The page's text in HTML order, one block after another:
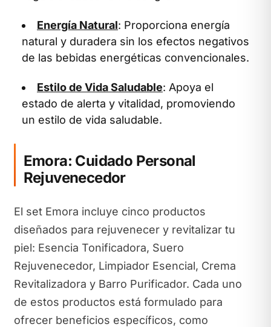
Energía Natural: Proporciona energía
natural y duradera sin los efectos negativos
de las bebidas energéticas convencionales.
Estilo de Vida Saludable: Apoya el
estado de alerta y vitalidad, promoviendo
un estilo de vida saludable.
Emora: Cuidado Personal
Rejuvenecedor
El set Emora incluye cinco productos
diseñados para rejuvenecer y revitalizar tu
piel: Esencia Tonificadora, Suero
Rejuvenecedor, Limpiador Esencial, Crema
Revitalizadora y Barro Purificador. Cada uno
de estos productos está formulado para
ofrecer beneficios específicos, como